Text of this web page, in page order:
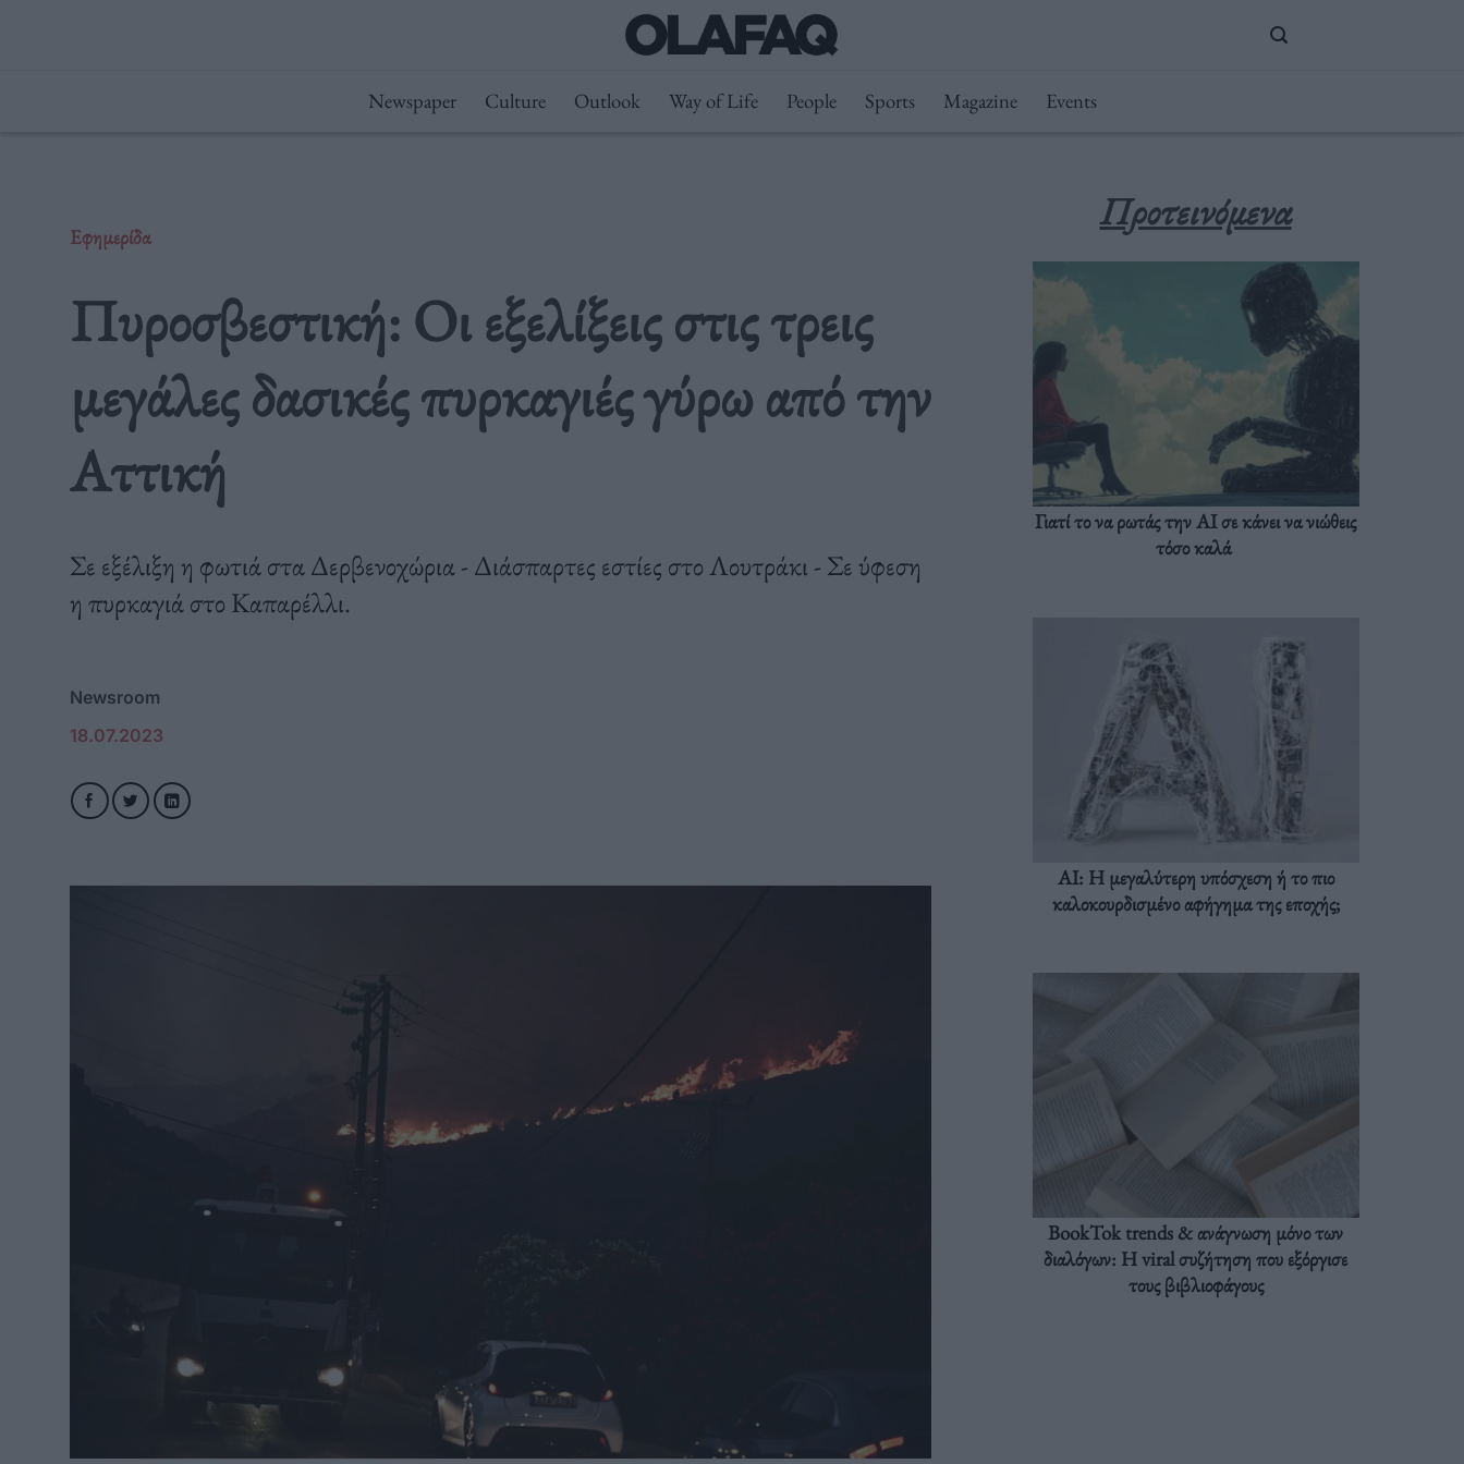
Newspaper Culture Outlook Way of Life People Sports Magazine Events
Εφημερίδα
Πυροσβεστική: Οι εξελίξεις στις τρεις
μεγάλες δασικές πυρκαγιές γύρω από την
Αττική
Σε εξέλιξη η φωτιά στα Δερβενοχώρια - Διάσπαρτες εστίες στο Λουτράκι - Σε ύφεση
η πυρκαγιά στο Καπαρέλλι.
Newsroom
18.07.2023
Προτεινόμενα
Γιατί το να ρωτάς την AI σε κάνει να νιώθεις
τόσο καλά
AI: Η μεγαλύτερη υπόσχεση ή το πιο
καλοκουρδισμένο αφήγημα της εποχής;
BookTok trends & ανάγνωση μόνο των
διαλόγων: Η viral συζήτηση που εξόργισε
τους βιβλιοφάγους